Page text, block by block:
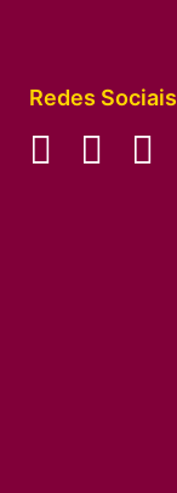
Redes Sociais